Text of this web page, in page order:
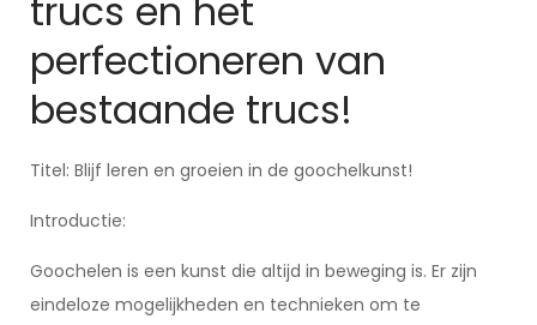
trucs en het
perfectioneren van
bestaande trucs!
Titel: Blijf leren en groeien in de goochelkunst!
Introductie:
Goochelen is een kunst die altijd in beweging is. Er zijn
eindeloze mogelijkheden en technieken om te